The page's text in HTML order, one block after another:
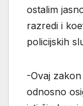
ostalim
razredi i
policijskih
-Ovaj
odnosno